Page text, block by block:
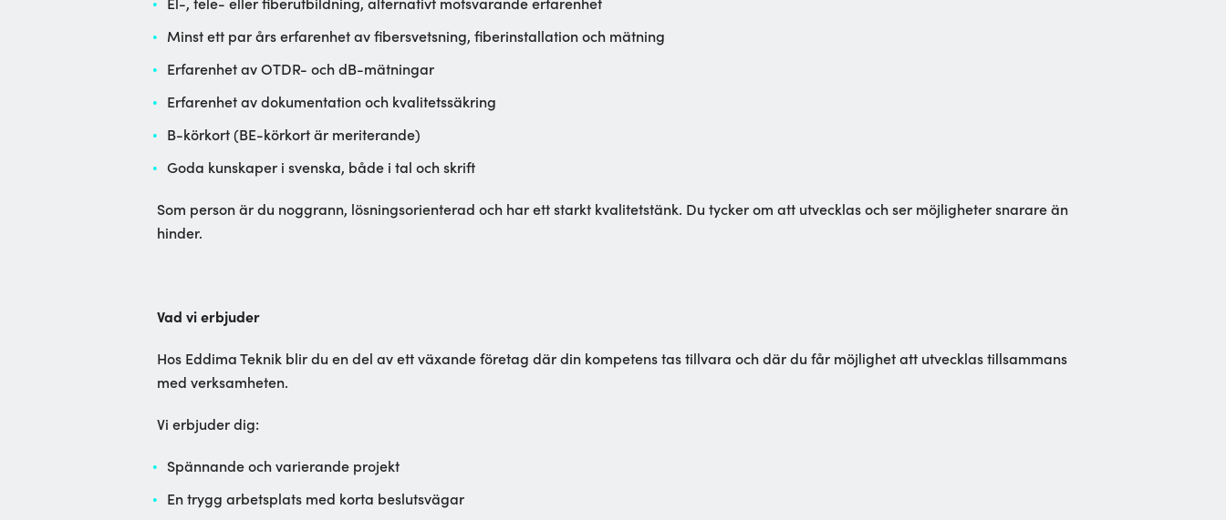
Minst ett par års erfarenhet av fibersvetsning, fiberinstallation och mätning
Erfarenhet av OTDR- och dB-mätningar
Erfarenhet av dokumentation och kvalitetssäkring
B-körkort (BE-körkort är meriterande)
Goda kunskaper i svenska, både i tal och skrift
Som person är du noggrann, lösningsorienterad och har ett starkt kvalitetstänk. Du tycker om att utvecklas och ser möjligheter snarare än
hinder.
Vad vi erbjuder
Hos Eddima Teknik blir du en del av ett växande företag där din kompetens tas tillvara och där du får möjlighet att utvecklas tillsammans
med verksamheten.
Vi erbjuder dig:
Spännande och varierande projekt
En trygg arbetsplats med korta beslutsvägar